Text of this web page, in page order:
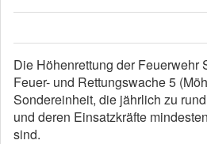
Die Höhenrettung der Feuerwehr
Feuer- und Rettungswache 5
Sondereinheit, die jährlich zu
und deren Einsatzkräfte
sind.